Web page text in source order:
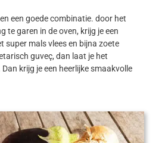
een goede combinatie. door het
te garen in de oven, krijg je een
super mals vlees en bijna zoete
guveç, dan laat je het
krijg je een heerlijke smaakvolle